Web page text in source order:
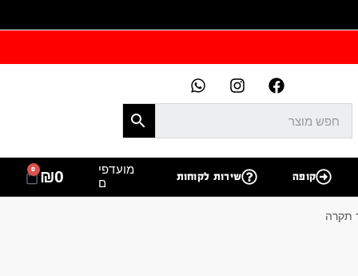
קופה שירות לקוחות
מועדפי
ם
₪0
0